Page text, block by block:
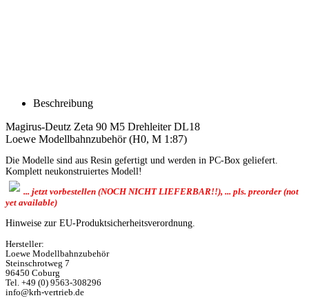
Beschreibung
Magirus-Deutz Zeta 90 M5 Drehleiter DL18
Loewe Modellbahnzubehör (H0, M 1:87)
Die Modelle sind aus Resin gefertigt und werden in PC-Box geliefert.
Komplett neukonstruiertes Modell!
... jetzt vorbestellen (NOCH NICHT LIEFERBAR!!), ... pls. preorder (not
yet available)
Hinweise zur EU-Produktsicherheitsverordnung.
Hersteller:
Loewe Modellbahnzubehör
Steinschrotweg 7
96450 Coburg
Tel. +49 (0) 9563-308296
info@krh-vertrieb.de